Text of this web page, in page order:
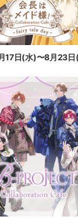
17日(水)〜8月23日